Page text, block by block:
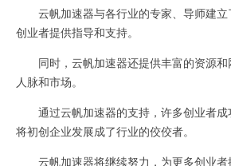
云帆加速器与各行业的专家、导师建立
创业者提供指导和支持。
同时，云帆加速器还提供丰富的资源和
人脉和市场。
通过云帆加速器的支持，许多创业者成
将初创企业发展成了行业的佼佼者。
云帆加速器将继续努力，为更多创业者